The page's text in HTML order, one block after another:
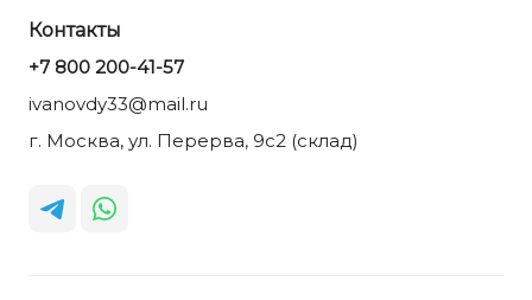
Контакты
+7 800 200-41-57
ivanovdy33@mail.ru
г. Москва, ул. Перерва, 9с2 (склад)